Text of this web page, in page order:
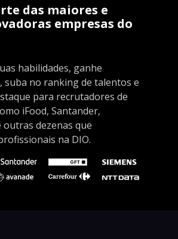
das maiores e
empresas do
habilidades, ganhe
suba no ranking de talentos e
para recrutadores de
iFood, Santander,
dezenas que
na DIO.